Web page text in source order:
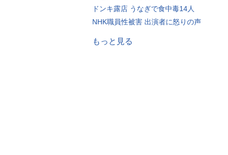
ドンキ露店 うなぎで食中毒14人
NHK職員性被害 出演者に怒りの声
もっと見る